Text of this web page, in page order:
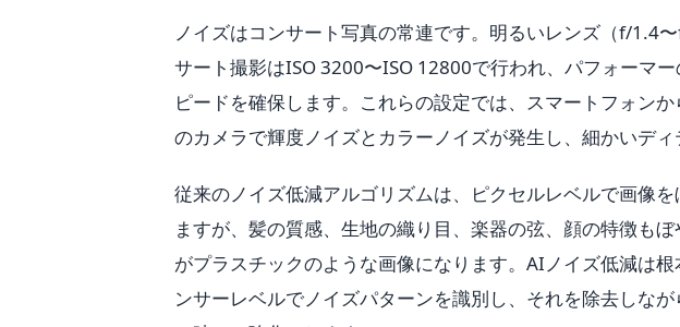
ノイズはコンサート写真の常連です。明るいレンズ（f/1.4
サート撮影はISO 3200〜ISO 12800で行われ、パフォーマ
ピードを確保します。これらの設定では、スマートフォン
のカメラで輝度ノイズとカラーノイズが発生し、細かいディ
従来のノイズ低減アルゴリズムは、ピクセルレベルで画像
ますが、髪の質感、生地の織り目、楽器の弦、顔の特徴も
がプラスチックのような画像になります。AIノイズ低減は
ンサーレベルでノイズパターンを識別し、それを除去しな